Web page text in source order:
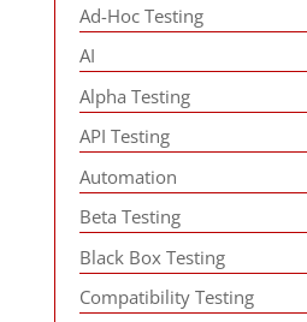
Ad-Hoc Testing
AI
Alpha Testing
API Testing
Automation
Beta Testing
Black Box Testing
Compatibility Testing